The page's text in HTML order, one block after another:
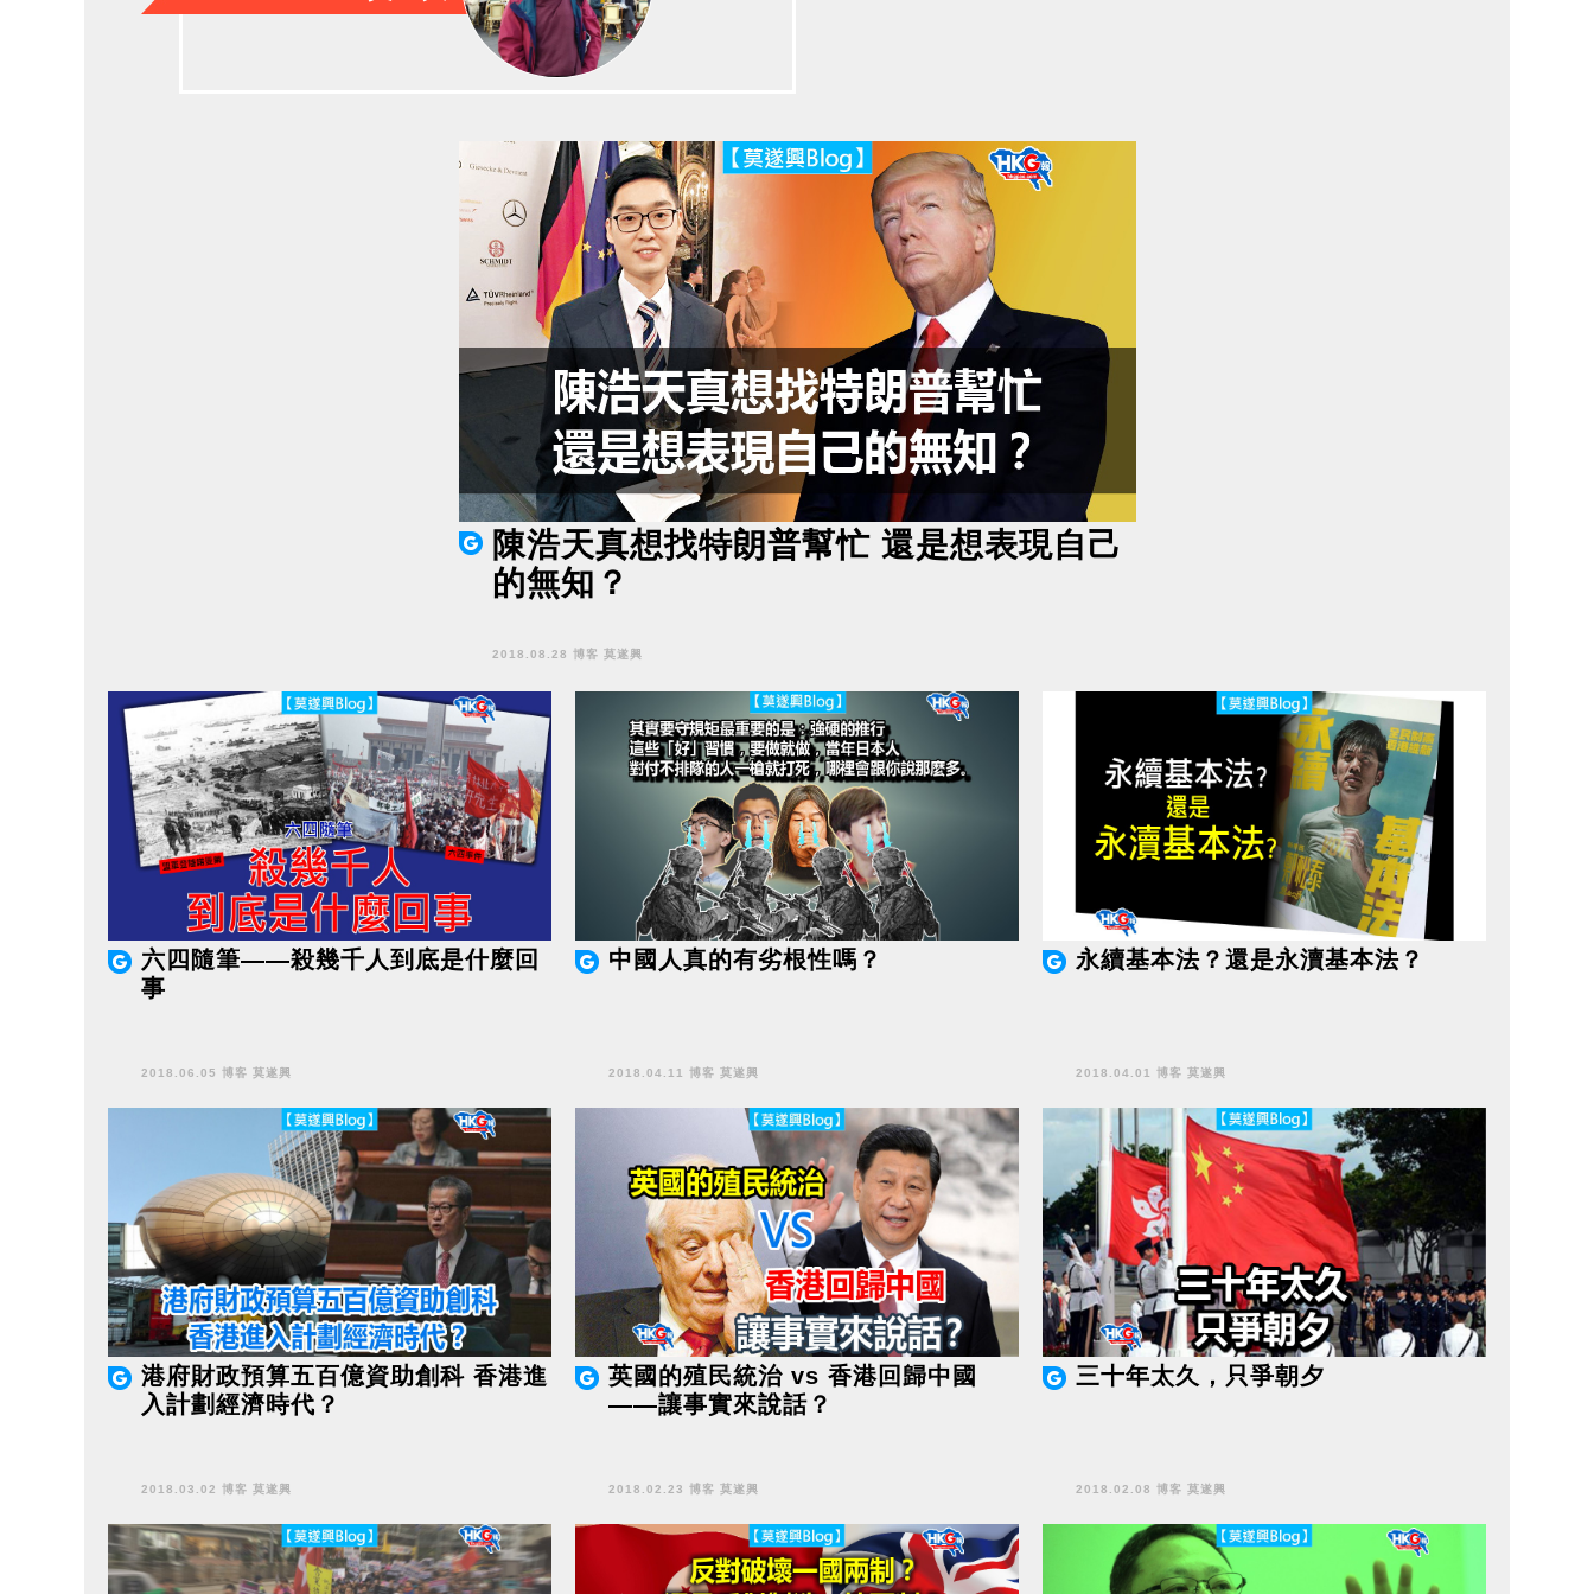
陳浩天真想找特朗普幫忙 還是想表現自己
的無知？
2018.08.28 博客 莫遂興
六四隨筆——殺幾千人到底是什麼回
事
2018.06.05 博客 莫遂興
中國人真的有劣根性嗎？
2018.04.11 博客 莫遂興
永續基本法？還是永瀆基本法？
2018.04.01 博客 莫遂興
港府財政預算五百億資助創科 香港進
入計劃經濟時代？
2018.03.02 博客 莫遂興
英國的殖民統治 vs 香港回歸中國
——讓事實來說話？
2018.02.23 博客 莫遂興
三十年太久，只爭朝夕
2018.02.08 博客 莫遂興